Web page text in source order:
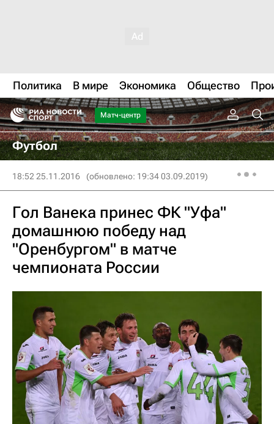
Политика В мире Экономика Общество
Матч-центр
Футбол
18:52 25.11.2016 (обновлено: 19:34 03.09.2019)
Гол Ванека принес ФК "Уфа"
домашнюю победу над
"Оренбургом" в матче
чемпионата России